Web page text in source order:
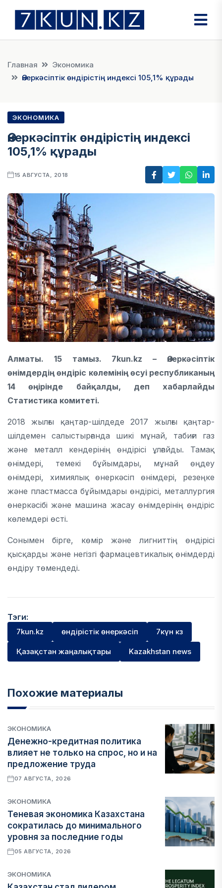
Главная
Экономика
Өнеркәсіптік өндірістің индексі 105,1% құрады
ЭКОНОМИКА
Өнеркәсіптік өндірістің индексі
105,1% құрады
15 АВГУСТА, 2018
Алматы. 15 тамыз. 7kun.kz – Өнеркәсіптік
өнімдердің өндіріс көлемінің өсуі республиканың
14 өңірінде байқалды, деп хабарлайды
Статистика комитеті.
2018 жылғы қаңтар-шілдеде 2017 жылғы қаңтар-
шілдемен салыстырғанда шикі мұнай, табиғи газ
және металл кендерінің өндірісі ұлғайды. Тамақ
өнімдері, темекі бұйымдары, мұнай өңдеу
өнімдері, химиялық өнеркәсіп өнімдері, резеңке
және пластмасса бұйымдары өндірісі, металлургия
өнеркәсібі және машина жасау өнімдерінің өндіріс
көлемдері өсті.
Сонымен бірге, көмір және лигниттің өндірісі
қысқарды және негізгі фармацевтикалық өнімдерді
өндіру төмендеді.
Тэги:
7kun.kz өндірістік өнеркәсіп 7күн кз
Қазақстан жаңалықтары Kazakhstan news
Похожие материалы
ЭКОНОМИКА
Денежно-кредитная политика
влияет не только на спрос, но и на
предложение труда
07 АВГУСТА, 2026
ЭКОНОМИКА
Теневая экономика Казахстана
сократилась до минимального
уровня за последние годы
05 АВГУСТА, 2026
ЭКОНОМИКА